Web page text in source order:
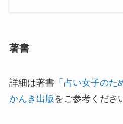
著書
詳細は著書「占い女子のた
かんき出版 をご参考くださ